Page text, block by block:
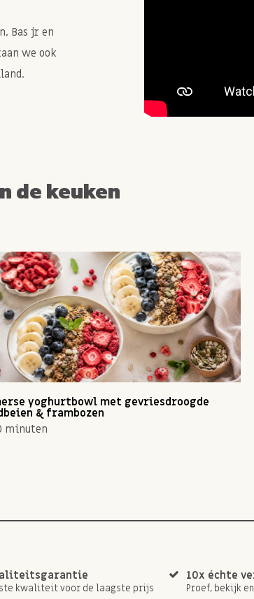
Bas jr en
we ook
de keuken
yoghurtbowl met gevriesdroogde
& frambozen
minuten
kwaliteit voor de laagste prijs
10x échte
Proef, bekijk